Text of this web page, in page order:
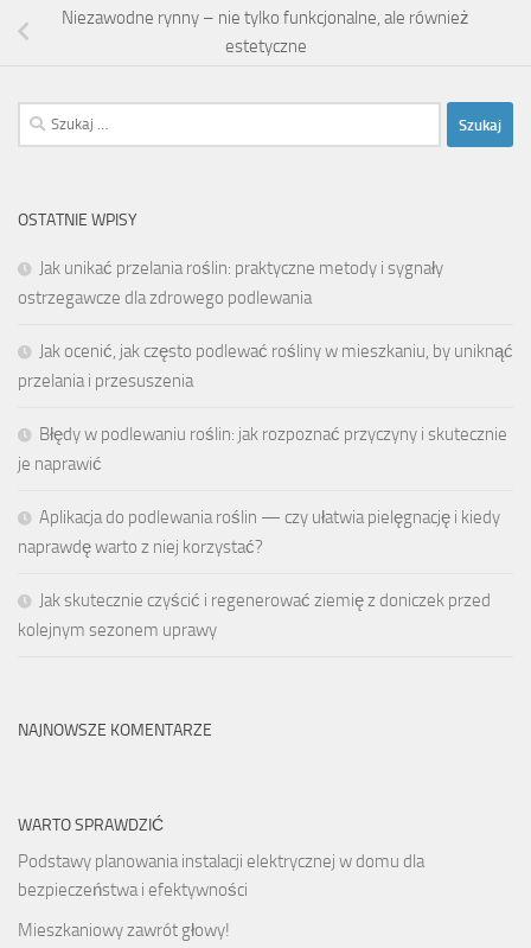
Niezawodne rynny – nie tylko funkcjonalne, ale również
estetyczne
Szukaj:
OSTATNIE WPISY
Jak unikać przelania roślin: praktyczne metody i sygnały
ostrzegawcze dla zdrowego podlewania
Jak ocenić, jak często podlewać rośliny w mieszkaniu, by uniknąć
przelania i przesuszenia
Błędy w podlewaniu roślin: jak rozpoznać przyczyny i skutecznie
je naprawić
Aplikacja do podlewania roślin — czy ułatwia pielęgnację i kiedy
naprawdę warto z niej korzystać?
Jak skutecznie czyścić i regenerować ziemię z doniczek przed
kolejnym sezonem uprawy
NAJNOWSZE KOMENTARZE
WARTO SPRAWDZIĆ
Podstawy planowania instalacji elektrycznej w domu dla
bezpieczeństwa i efektywności
Mieszkaniowy zawrót głowy!